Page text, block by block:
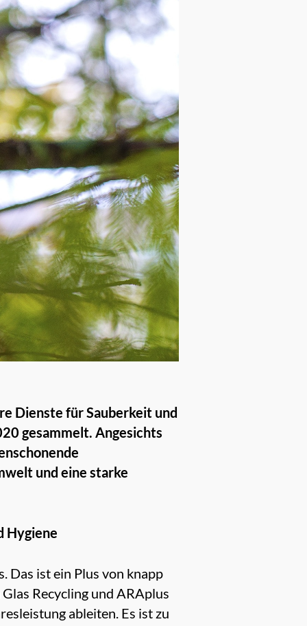
Dienste für Sauberkeit und
gesammelt. Angesichts
und eine starke
Hygiene
Das ist ein Plus von knapp
Recycling und ARAplus
ableiten. Es ist zu